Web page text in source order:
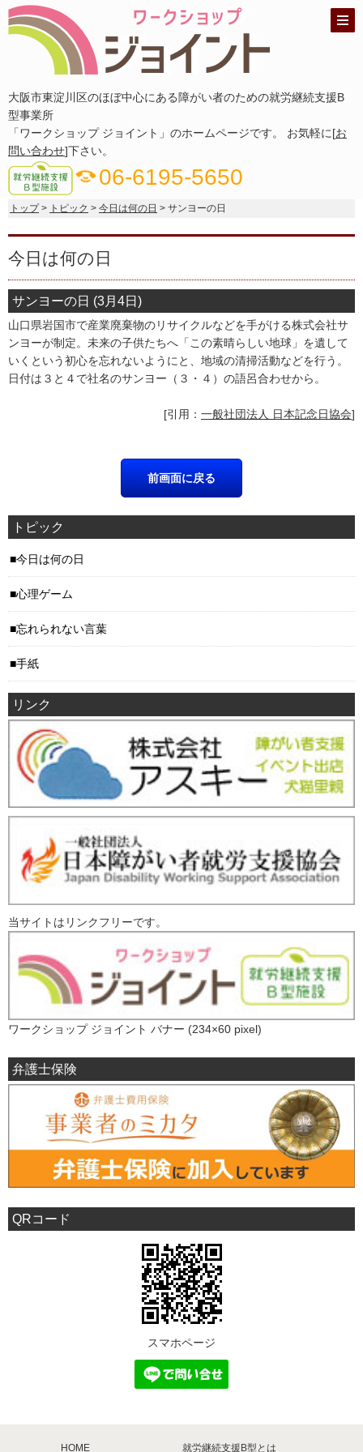
大阪市東淀川区のほぼ中心にある障がい者のための就労継続支援B
型事業所
「ワークショップ ジョイント」のホームページです。 お気軽に[お
問い合わせ]下さい。
phone_in_talk06-6195-5650
トップ> トピック > 今日は何の日 > サンヨーの日
今日は何の日
サンヨーの日 (3月4日)
山口県岩国市で産業廃棄物のリサイクルなどを手がける株式会社サ
ンヨーが制定。未来の子供たちへ「この素晴らしい地球」を遺して
いくという初心を忘れないようにと、地域の清掃活動などを行う。
日付は３と４で社名のサンヨー（３・４）の語呂合わせから。
[引用： 一般社団法人 日本記念日協会]
トピック
今日は何の日
心理ゲーム
忘れられない言葉
手紙
リンク
当サイトはリンクフリーです。
ワークショップ ジョイント バナー (234×60 pixel)
弁護士保険
QRコード
スマホページ
HOME 就労継続支援B型とは